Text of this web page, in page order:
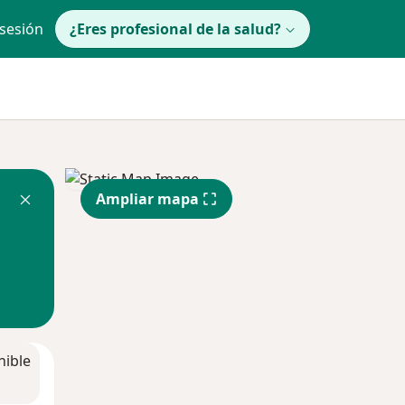
¿Eres profesional de la salud?
Ampliar mapa